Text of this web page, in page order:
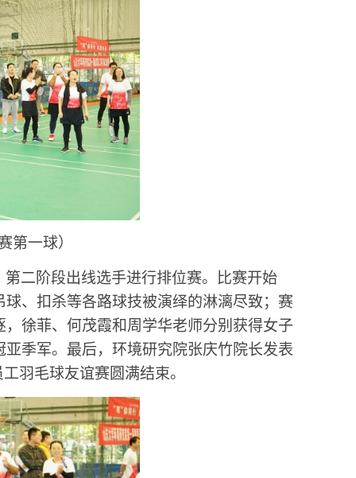
第一球）
二阶段出线选手进行排位赛。比赛开始
、扣杀等各路球技被演绎的淋漓尽致；赛
徐菲、何茂霞和周学华老师分别获得女子
季军。最后，环境研究院张庆竹院长发表
工羽毛球友谊赛圆满结束。